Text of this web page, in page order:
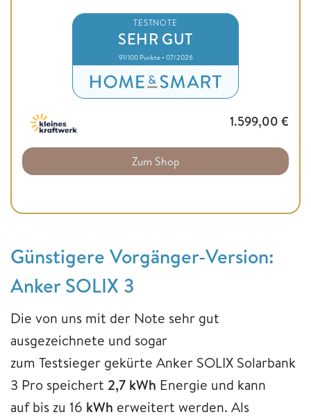
TESTNOTE
SEHR GUT
91/100 Punkte • 07/2026
1.599,00 €
Zum Shop
Günstigere Vorgänger-Version:
Anker SOLIX 3
Die von uns mit der Note sehr gut
ausgezeichnete und sogar
zum Testsieger gekürte Anker SOLIX Solarbank
3 Pro speichert 2,7 kWh Energie und kann
auf bis zu 16 kWh erweitert werden. Als